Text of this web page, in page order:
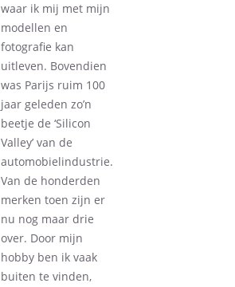
waar ik mij met mijn
modellen en
fotografie kan
uitleven. Bovendien
was Parijs ruim 100
jaar geleden zo’n
beetje de ‘Silicon
Valley’ van de
automobielindustrie.
Van de honderden
merken toen zijn er
nu nog maar drie
over. Door mijn
hobby ben ik vaak
buiten te vinden,